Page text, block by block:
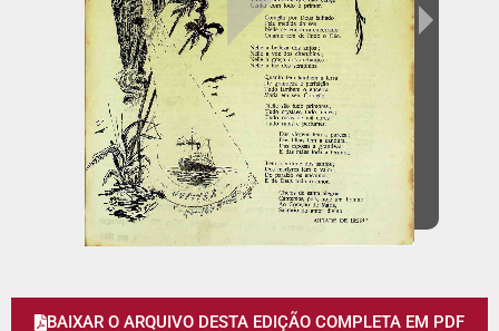
BAIXAR O ARQUIVO DESTA EDIÇÃO COMPLETA EM PDF